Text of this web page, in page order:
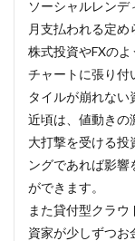
ソーシャルレン
月支払われる定め
株式投資やFXのよ
チャートに張り付
タイルが崩れない
近頃は、値動きの
大打撃を受ける投
ングであれば影響
ができます。
また貸付型クラ
資家が少しずつお